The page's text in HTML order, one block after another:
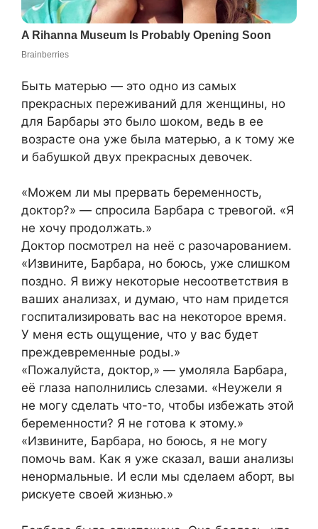
Быть матерью — это одно из самых
прекрасных переживаний для женщины, но
для Барбары это было шоком, ведь в ее
возрасте она уже была матерью, а к тому же
и бабушкой двух прекрасных девочек.
«Можем ли мы прервать беременность,
доктор?» — спросила Барбара с тревогой. «Я
не хочу продолжать.»
Доктор посмотрел на неё с разочарованием.
«Извините, Барбара, но боюсь, уже слишком
поздно. Я вижу некоторые несоответствия в
ваших анализах, и думаю, что нам придется
госпитализировать вас на некоторое время.
У меня есть ощущение, что у вас будет
преждевременные роды.»
«Пожалуйста, доктор,» — умоляла Барбара,
её глаза наполнились слезами. «Неужели я
не могу сделать что-то, чтобы избежать этой
беременности? Я не готова к этому.»
«Извините, Барбара, но боюсь, я не могу
помочь вам. Как я уже сказал, ваши анализы
ненормальные. И если мы сделаем аборт, вы
рискуете своей жизнью.»